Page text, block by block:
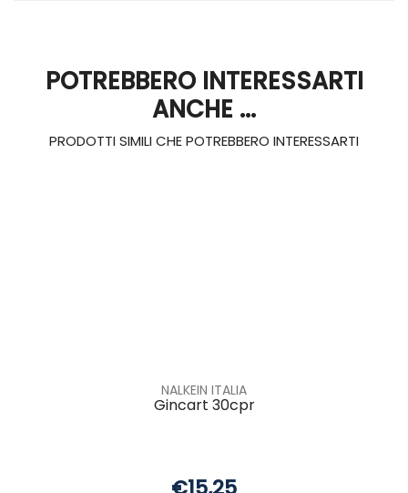
POTREBBERO INTERESSARTI
ANCHE ...
PRODOTTI SIMILI CHE POTREBBERO INTERESSARTI
NALKEIN ITALIA
Gincart 30cpr